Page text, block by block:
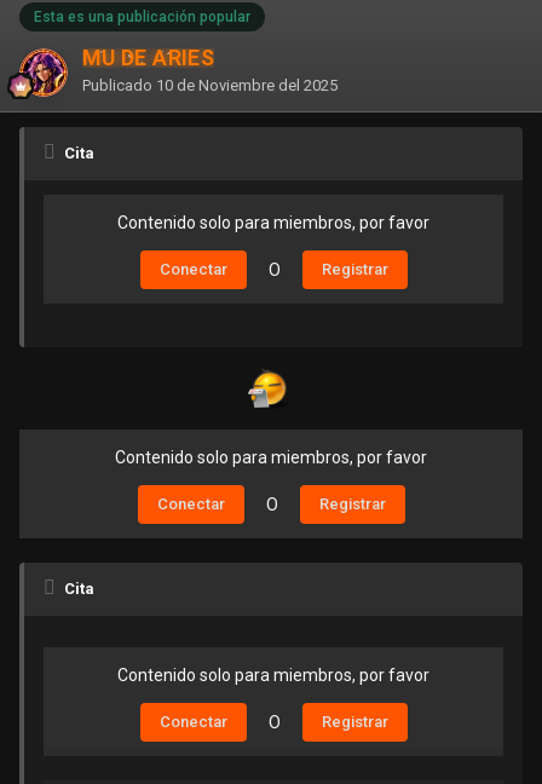
Esta es una publicación popular
MU DE ARIES
Publicado 10 de Noviembre del 2025
Cita
Contenido solo para miembros, por favor
Conectar O Registrar
Contenido solo para miembros, por favor
Conectar O Registrar
Cita
Contenido solo para miembros, por favor
Conectar O Registrar